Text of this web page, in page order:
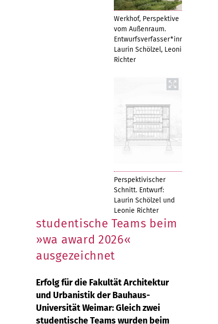
Werkhof, Perspektive
vom Außenraum.
Entwurfsverfasser*innen:
Laurin Schölzel, Leonie
Richter
Perspektivischer
Schnitt. Entwurf:
Laurin Schölzel und
Leonie Richter
studentische Teams beim
»wa award 2026«
ausgezeichnet
Erfolg für die Fakultät Architektur
und Urbanistik der Bauhaus-
Universität Weimar: Gleich zwei
studentische Teams wurden beim